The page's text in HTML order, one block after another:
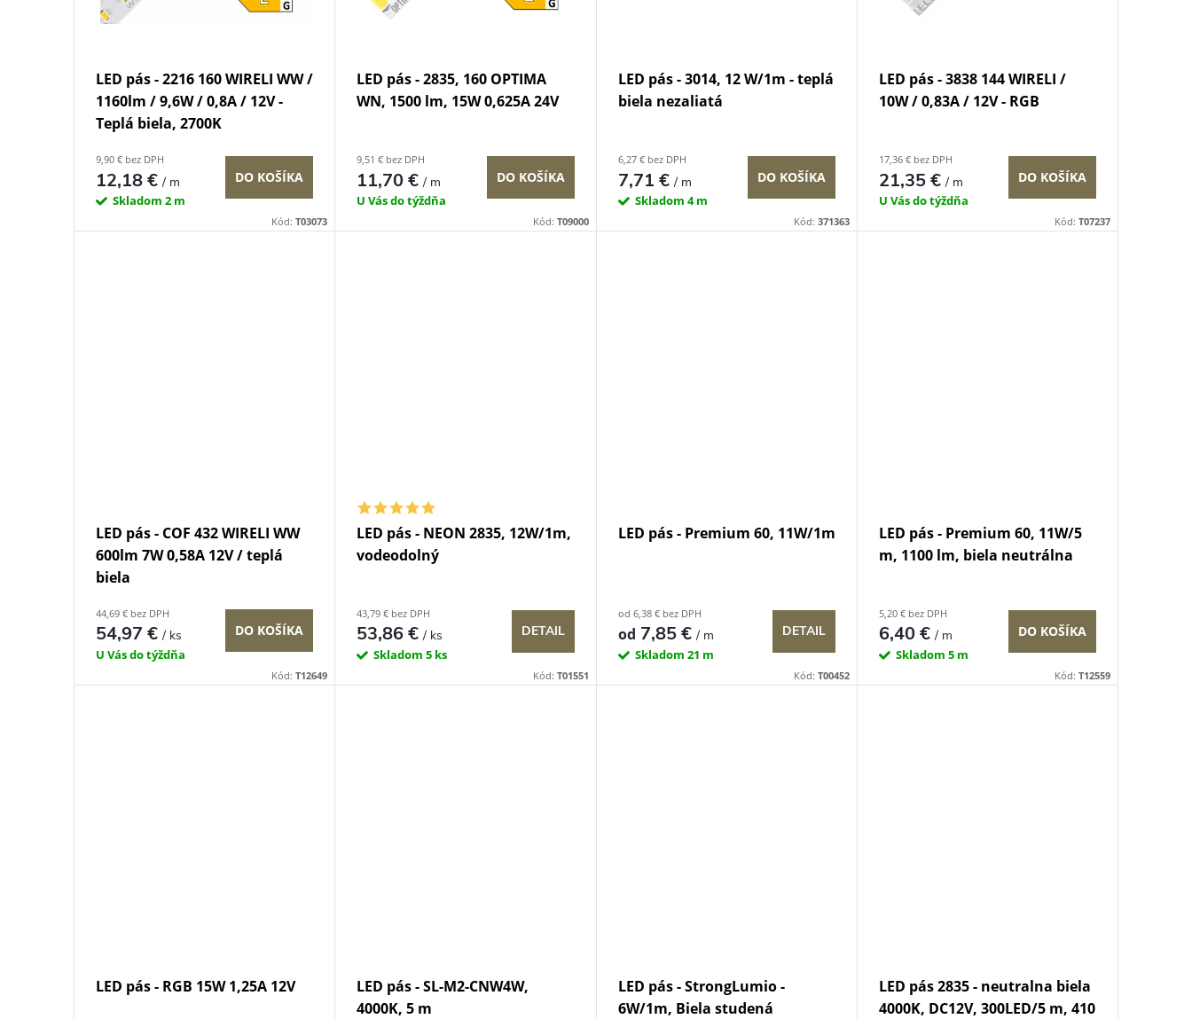
k
k
LED pás - 2216 160 WIRELI WW /
1160lm / 9,6W / 0,8A / 12V -
Teplá biela, 2700K
9,90 € bez DPH
12,18 €/ m
Skladom 2 m
DO KOŠÍKA
Kód:T03073
LED pás - 2835, 160 OPTIMA
WN, 1500 lm, 15W 0,625A 24V
9,51 € bez DPH
11,70 €/ m
U Vás do týždňa
DO KOŠÍKA
Kód: T09000
LED pás - 3014, 12 W/1m - teplá
biela nezaliatá
6,27 € bez DPH
7,71 €/ m
Skladom 4 m
DO KOŠÍKA
Kód: 371363
LED pás - 3838 144 WIRELI /
10W / 0,83A / 12V - RGB
17,36 € bez DPH
21,35 €/ m
U Vás do týždňa
DO KOŠÍKA
Kód: T07237
LED pás - COF 432 WIRELI WW
600lm 7W 0,58A 12V / teplá
biela
44,69 € bez DPH
54,97 €/ ks
U Vás do týždňa
DO KOŠÍKA
Kód:T12649
LED pás - NEON 2835, 12W/1m,
vodeodolný
43,79 € bez DPH
53,86 €/ ks
Skladom5 ks
DETAIL
Kód: T01551
LED pás - Premium 60, 11W/1m
od 6,38 € bez DPH
od 7,85 €/ m
Skladom 21 m
DETAIL
Kód: T00452
LED pás - Premium 60, 11W/5
m, 1100 lm, biela neutrálna
5,20 € bez DPH
6,40 €/ m
Skladom 5 m
DO KOŠÍKA
Kód: T12559
LED pás - RGB 15W 1,25A 12V
LED pás - SL-M2-CNW4W,
4000K, 5 m
LED pás - StrongLumio -
6W/1m, Biela studená
LED pás 2835 - neutralna biela
4000K, DC12V, 300LED/5 m, 410